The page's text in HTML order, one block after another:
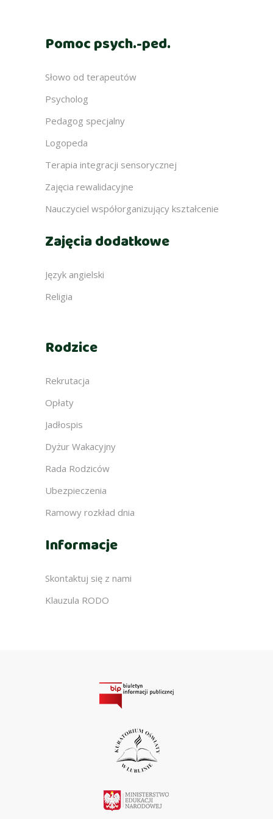
Pomoc psych.-ped.
Słowo od terapeutów
Psycholog
Pedagog specjalny
Logopeda
Terapia integracji sensorycznej
Zajęcia rewalidacyjne
Nauczyciel współorganizujący kształcenie
Zajęcia dodatkowe
Język angielski
Religia
Rodzice
Rekrutacja
Opłaty
Jadłospis
Dyżur Wakacyjny
Rada Rodziców
Ubezpieczenia
Ramowy rozkład dnia
Informacje
Skontaktuj się z nami
Klauzula RODO